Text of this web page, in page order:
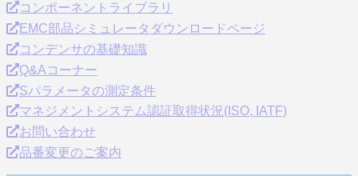
コンポーネントライブラリ
EMC部品シミュレータダウンロードページ
コンデンサの基礎知識
Q&Aコーナー
Sパラメータの測定条件
マネジメントシステム認証取得状況(ISO, IATF)
お問い合わせ
品番変更のご案内